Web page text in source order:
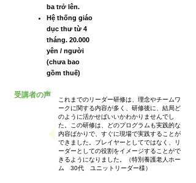
ba trở lên.
Hệ thống giáo
dục thư từ 4
tháng. 20.000
yên / người
(chưa bao
gồm thuế)
これまでのリーダー研修は、理念やチームワ
ークに関する内容が多く、研修後に、結局ど
のように活かせばいいかわかりませんでし
た。この研修は、どのプログラムも実践的な
内容ばかりで、すぐに現場で実践することが
できました。プレイヤーとしてではなく、リ
ーダーとしての役割をイメージすることがで
きるようになりました。（特別養護老人ホー
ム 30代 ユニットリーダー様）
受講者の声